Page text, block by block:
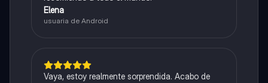
Elena
usuaria de Android
Vaya, estoy realmente sorprendida. Acabo de